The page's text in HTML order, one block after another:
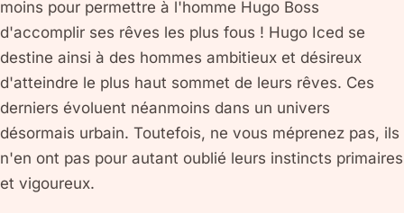
moins pour permettre à l'homme Hugo Boss
d'accomplir ses rêves les plus fous ! Hugo Iced se
destine ainsi à des hommes ambitieux et désireux
d'atteindre le plus haut sommet de leurs rêves. Ces
derniers évoluent néanmoins dans un univers
désormais urbain. Toutefois, ne vous méprenez pas, ils
n'en ont pas pour autant oublié leurs instincts primaires
et vigoureux.